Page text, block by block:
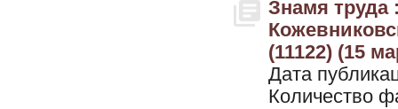
Знамя труда
(11122) (15
Дата
Количество